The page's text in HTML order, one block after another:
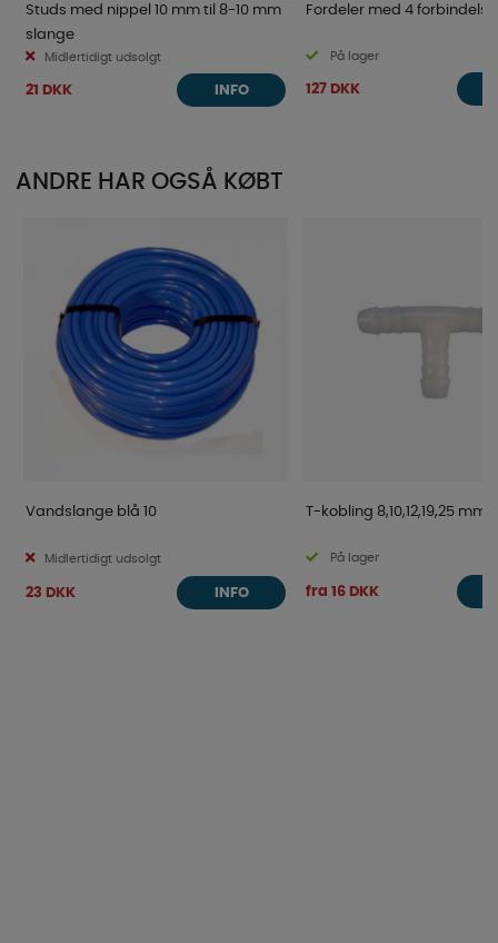
Studs med nippel 10 mm til 8-10 mm
slange
Midlertidigt udsolgt
21 DKK INFO
Fordeler med 4
På lager
127 DKK
ANDRE HAR OGSÅ KØBT
Vandslange blå 10
Midlertidigt udsolgt
23 DKK INFO
T-kobling 8,10,12,19,25 mm
På lager
fra 16 DKK